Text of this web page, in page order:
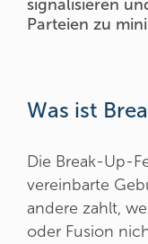
signalisieren
Parteien zu
Was ist
Die Break-Up-
vereinbarte
andere zahlt,
oder Fusion